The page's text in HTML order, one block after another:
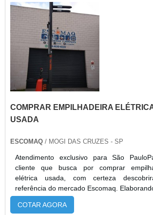
COMPRAR EMPILHADEIRA
USADA
ESCOMAQ / MOGI DAS CRUZES - SP
Atendimento exclusivo para São
cliente que busca por comprar
elétrica usada, com certeza
referência do mercado Escomaq.
cotação por meio da própria
encontrando a sofisticação, qualidade e
COTAR AGORA